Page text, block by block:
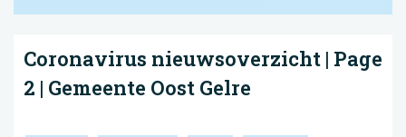
Coronavirus nieuwsoverzicht | Page
2 | Gemeente Oost Gelre